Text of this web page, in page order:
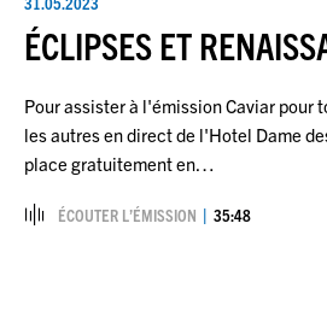
ÉCLIPSES ET
Pour assister à l'émission Caviar pour
les autres en direct de l'Hotel Dame
place gratuitement en…
ÉCOUTER L’ÉMISSION 35:48